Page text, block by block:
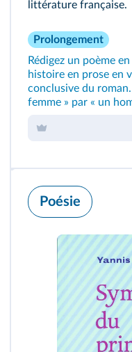
littérature française.
Prolongement
Rédigez un poème
histoire en prose en
conclusive du
femme » par « un
Poésie